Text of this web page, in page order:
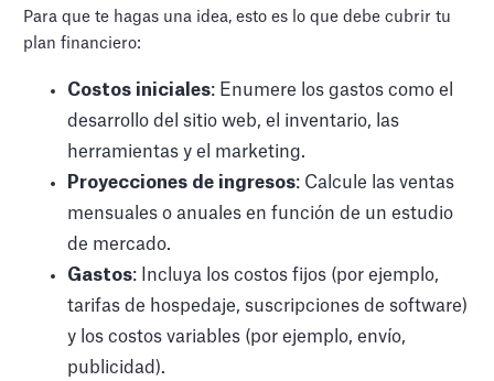
Para que te hagas una idea, esto es lo que debe cubrir tu
plan financiero:
Costos iniciales: Enumere los gastos como el
desarrollo del sitio web, el inventario, las
herramientas y el marketing.
Proyecciones de ingresos: Calcule las ventas
mensuales o anuales en función de un estudio
de mercado.
Gastos: Incluya los costos fijos (por ejemplo,
tarifas de hospedaje, suscripciones de software)
y los costos variables (por ejemplo, envío,
publicidad).